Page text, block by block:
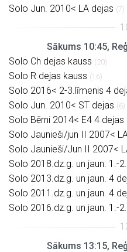
Solo Jun. 2010< LA dejas (7)
Sākums 10:45,
Solo Ch dejas kauss (20)
Solo R dejas kauss (16)
Solo 2016< 2-3.līmenis 4
Solo Jun. 2010< ST dejas (6)
Solo Bērni 2014< E4 4 dejas
Solo Jaunieši/jun II 2007<
Solo Jaunieši/Jun II 2007<
Solo 2018.dz.g. un jaun. 1.-
Solo 2013.dz.g. un jaun. 4
Solo 2011.dz.g. un jaun. 4
Solo 2016.dz.g. un jaun. 1.-
Sākums 13:15,